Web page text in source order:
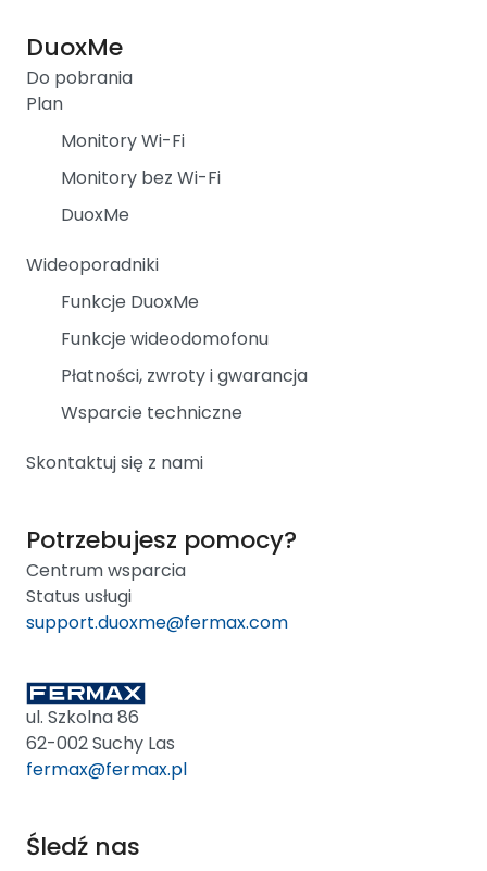
DuoxMe
Do pobrania
Plan
Monitory Wi-Fi
Monitory bez Wi-Fi
DuoxMe
Wideoporadniki
Funkcje DuoxMe
Funkcje wideodomofonu
Płatności, zwroty i gwarancja
Wsparcie techniczne
Skontaktuj się z nami
Potrzebujesz pomocy?
Centrum wsparcia
Status usługi
support.duoxme@fermax.com
ul. Szkolna 86
62-002 Suchy Las
fermax@fermax.pl
Śledź nas